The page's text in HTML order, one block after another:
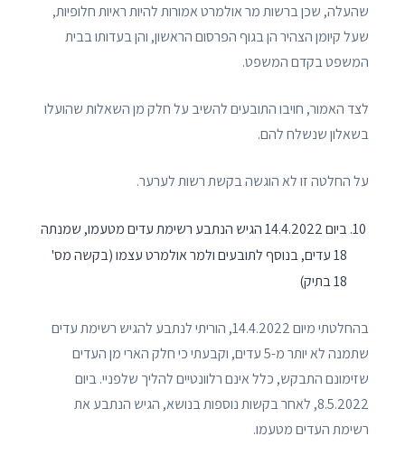
שהעלה, שכן ברשות מר אולמרט אמורות להיות ראיות חלופיות,
שעל קיומן הצהיר הן בגוף הפרסום הראשון, והן בעדותו בבית
המשפט בקדם המשפט.
לצד האמור, חויבו התובעים להשיב על חלק מן השאלות שהועלו
בשאלון שנשלח להם.
על החלטה זו לא הוגשה בקשת רשות לערער.
ביום 14.4.2022 הגיש הנתבע רשימת עדים מטעמו, שמנתה
18 עדים, בנוסף לתובעים ולמר אולמרט עצמו (בקשה מס'
18 בתיק)
בהחלטתי מיום 14.4.2022, הוריתי לנתבע להגיש רשימת עדים
שתמנה לא יותר מ-5 עדים, וקבעתי כי חלק הארי מן העדים
שזימונם התבקש, כלל אינם רלוונטיים להליך שלפניי. ביום
8.5.2022, לאחר בקשות נוספות בנושא, הגיש הנתבע את
רשימת העדים מטעמו.